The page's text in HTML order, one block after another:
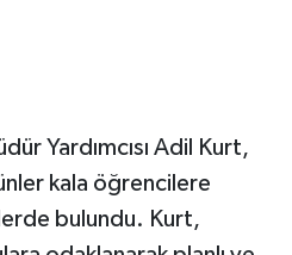
Yardımcısı Adil Kurt,
kala öğrencilere
bulundu. Kurt,
Sahiplendirme